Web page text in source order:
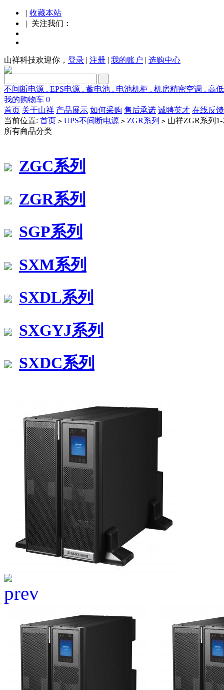
| 收藏本站
| 关注我们：
山祥科技欢迎你， 登录 | 注册 | 我的账户 | 选购中心
不间断电源 . EPS电源 . 蓄电池 . 电池机柜 . 机房精密空调 . 高
我的购物车 0
首页 关于山祥 产品展示 如何采购 售后承诺 诚聘英才 在线反馈
当前位置: 首页 > UPS不间断电源 > ZGR系列 > 山祥ZGR系列
所有商品分类
ZGC系列
ZGR系列
SGP系列
SXM系列
SXDL系列
SXGYJ系列
SXDC系列